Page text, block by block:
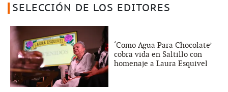
SELECCIÓN DE LOS EDITORES
‘Como Agua Para Chocolate’
cobra vida en Saltillo con
homenaje a Laura Esquivel